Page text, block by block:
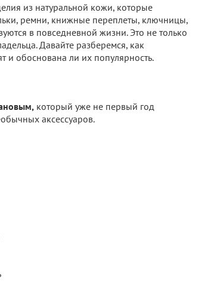
из натуральной кожи, которые
ремни, книжные переплеты, ключницы,
в повседневной жизни. Это не только
Давайте разберемся, как
и обоснована ли их популярность.
который уже не первый год
аксессуаров.